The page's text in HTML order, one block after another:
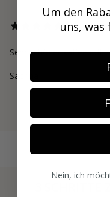
Sehr schöner kaffeeduft
Sabrina
Um den
uns,
Nein, ich